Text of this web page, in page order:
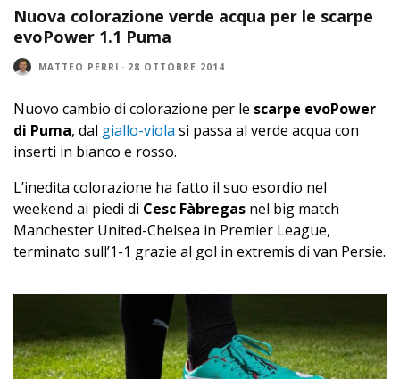
Nuova colorazione verde acqua per le scarpe
evoPower 1.1 Puma
MATTEO PERRI · 28 OTTOBRE 2014
Nuovo cambio di colorazione per le scarpe evoPower
di Puma, dal giallo-viola si passa al verde acqua con
inserti in bianco e rosso.
L’inedita colorazione ha fatto il suo esordio nel
weekend ai piedi di Cesc Fàbregas nel big match
Manchester United-Chelsea in Premier League,
terminato sull’1-1 grazie al gol in extremis di van Persie.